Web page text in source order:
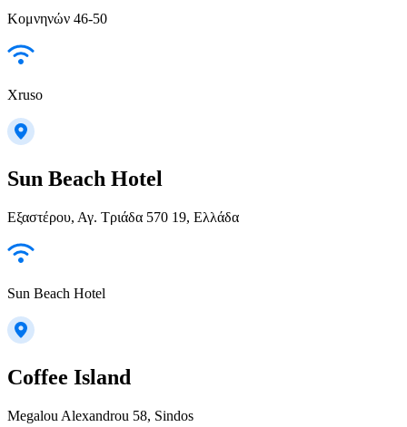
Κομνηνών 46-50
Xruso
Sun Beach Hotel
Εξαστέρου, Αγ. Τριάδα 570 19, Ελλάδα
Sun Beach Hotel
Coffee Island
Megalou Alexandrou 58, Sindos